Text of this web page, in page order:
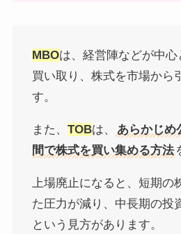
MBOは、経営陣などが中
買い取り、株式を市場から
す。
また、TOBは、
あらかじめ
間で株式を買い集める方法
上場廃止になると、短期の
た圧力が減り、中長期の投
という見方があります。